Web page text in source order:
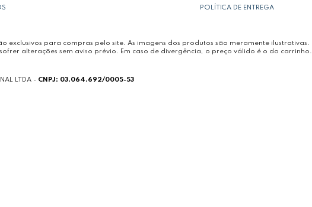
POLÍTICA DE ENTREGA
exclusivos para compras pelo site. As imagens dos produtos são meramente ilustrativas.
alterações sem aviso prévio. Em caso de divergência, o preço válido é o do carrinho.
LTDA - CNPJ: 03.064.692/0005-53